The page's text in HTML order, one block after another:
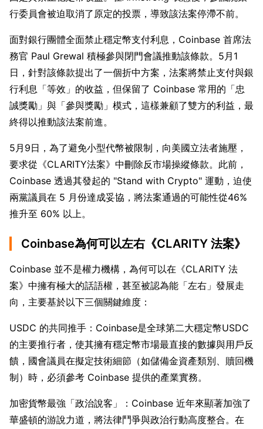
行委員會被迫取消了原定的投票，導致該法案停滯不前。
面對銀行團體全面禁止穩定幣支付利息，Coinbase 首席法
務官 Paul Grewal 積極參與閉門會議推動該條款。5月1
日，針對該條款提出了一個折中方案，法案將禁止支付與銀
行利息「等效」的收益，但保留了 Coinbase 常用的「忠
誠獎勵」與「參與獎勵」模式，這樣兼顧了雙方的利益，最
終得以推動該法案前進。
5月9日，為了避免小型代幣被限制，向美國立法者施壓，
要求從《CLARITY法案》中刪除反市場操縱條款。此前，
Coinbase 透過其發起的 "Stand with Crypto" 運動，迫使
兩黨議員在 5 月份達成妥協，將法案通過的可能性從46%
推升至 60% 以上。
Coinbase為何可以左右《CLARITY 法案》
Coinbase 並不是權力機構，為何可以在《CLARITY 法
案》中擁有極大的話語權，甚至被認為能「左右」發展走
向，主要基於以下三個關鍵維度：
USDC 的共同推手：Coinbase是全球第二大穩定幣USDC
的主要推行者，使其擁有穩定幣市場最直接的數據與用戶反
饋，國會議員在擬定技術細節（如儲備金資產類別、贖回機
制）時，必須參考 Coinbase 提供的產業實務。
加密貨幣最強「政治說客」：Coinbase 近年來顯著加強了
華盛頓的游說力道，將法律鬥爭與政治行動高度整合。在